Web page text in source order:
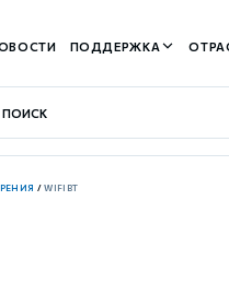
ПОДДЕРЖКА
/WIFIBT